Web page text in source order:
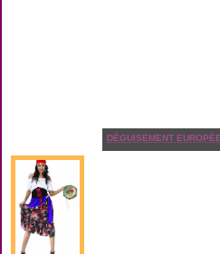
DÉGUISEMENT